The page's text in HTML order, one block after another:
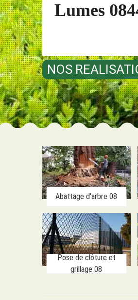
Lumes
NOS
Abattage d'arbre 08
Pose de clôture et
grillage 08